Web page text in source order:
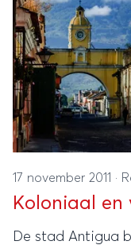
17 november 2011 ·
Koloniaal en
De stad Antigua